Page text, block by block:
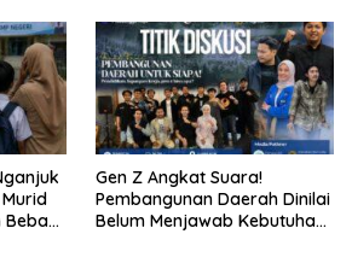
Beban
Gen Z Angkat Suara!
Pembangunan Daerah Dinilai
Belum Menjawab Kebutuhan